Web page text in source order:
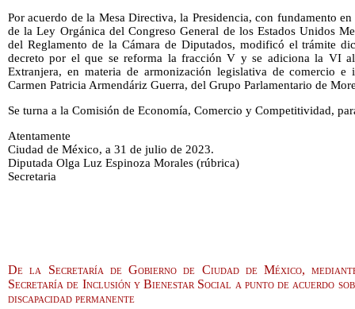
Por acuerdo de la Mesa Directiva, la Presidencia, con fundamento
de la Ley Orgánica del Congreso General de los Estados Unidos
del Reglamento de la Cámara de Diputados, modificó el trámite
decreto por el que se reforma la fracción V y se adiciona la VI
Extranjera, en materia de armonización legislativa de comercio e
Carmen Patricia Armendáriz Guerra, del Grupo Parlamentario de
Se turna a la Comisión de Economía, Comercio y Competitividad,
Atentamente
Ciudad de México, a 31 de julio de 2023.
Diputada Olga Luz Espinoza Morales (rúbrica)
Secretaria
De la Secretaría de Gobierno de Ciudad de México,
Secretaría de Inclusión y Bienestar Social a punto de acuerdo
discapacidad permanente